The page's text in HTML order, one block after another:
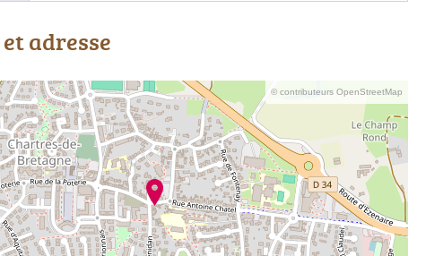
adresse
© contributeurs OpenStreetMap